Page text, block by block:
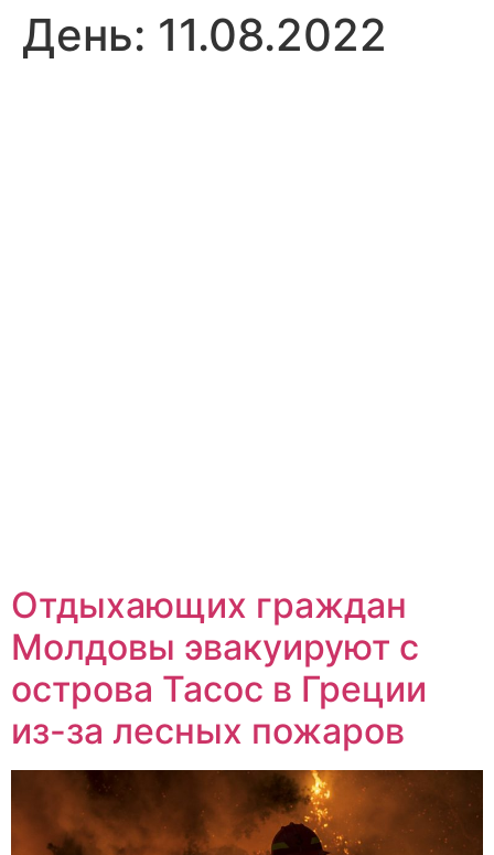
День: 11.08.2022
Отдыхающих граждан
Молдовы эвакуируют с
острова Тасос в Греции
из-за лесных пожаров